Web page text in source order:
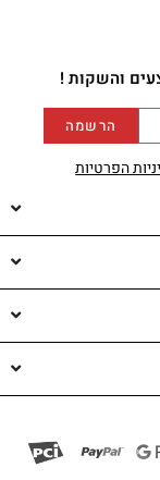
והשקות !
הפרטיות
הרשמה